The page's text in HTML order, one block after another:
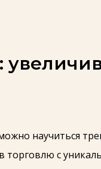
научиться
торговлю с